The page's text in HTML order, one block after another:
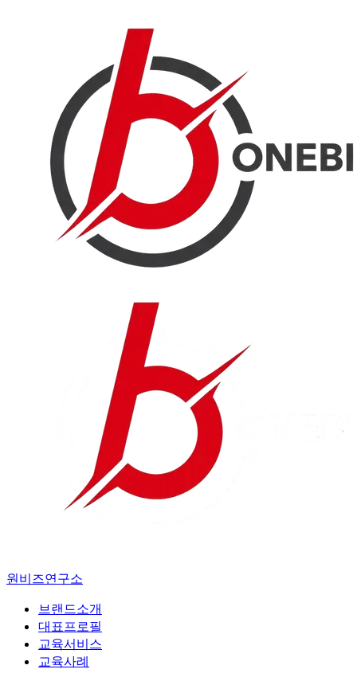
원비즈연구소
브랜드소개
대표프로필
교육서비스
교육사례